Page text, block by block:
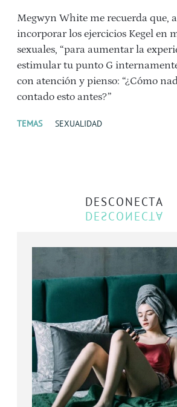
Megwyn White me recuerda que,
incorporar los ejercicios Kegel en
sexuales, “para aumentar la
estimular tu punto G
con atención y pienso: “¿Cómo
contado esto antes?”
TEMAS SEXUALIDAD
DESCONECTA